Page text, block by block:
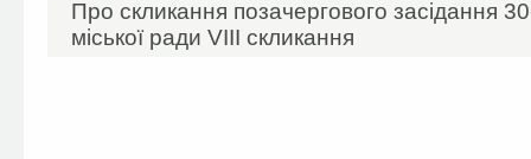
Про скликання позачергового засідання 30-
міської ради VIIІ скликання